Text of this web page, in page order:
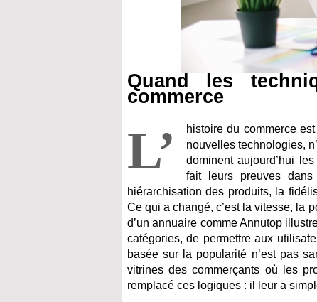
Quand les
commerce
L’
histoire du commerce
nouvelles technologies,
dominent aujourd’hui
fait leurs preuves
hiérarchisation des produits, la
Ce qui a changé, c’est la vitesse, la
d’un annuaire comme Annutop
catégories, de permettre aux
basée sur la popularité n’est pas
vitrines des commerçants où les
remplacé ces logiques : il leur a